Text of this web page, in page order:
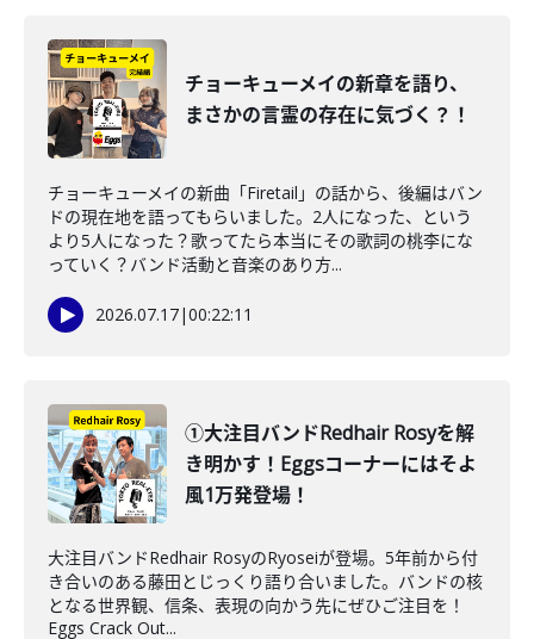
チョーキューメイの新章を語り、
まさかの言霊の存在に気づく？！
チョーキューメイの新曲「Firetail」の話から、後編はバン
ドの現在地を語ってもらいました。2人になった、という
より5人になった？歌ってたら本当にその歌詞の桃李にな
っていく？バンド活動と音楽のあり方...
2026.07.17|00:22:11
①大注目バンドRedhair Rosyを解
き明かす！Eggsコーナーにはそよ
風1万発登場！
大注目バンドRedhair RosyのRyoseiが登場。5年前から付
き合いのある藤田とじっくり語り合いました。バンドの核
となる世界観、信条、表現の向かう先にぜひご注目を！
Eggs Crack Out...